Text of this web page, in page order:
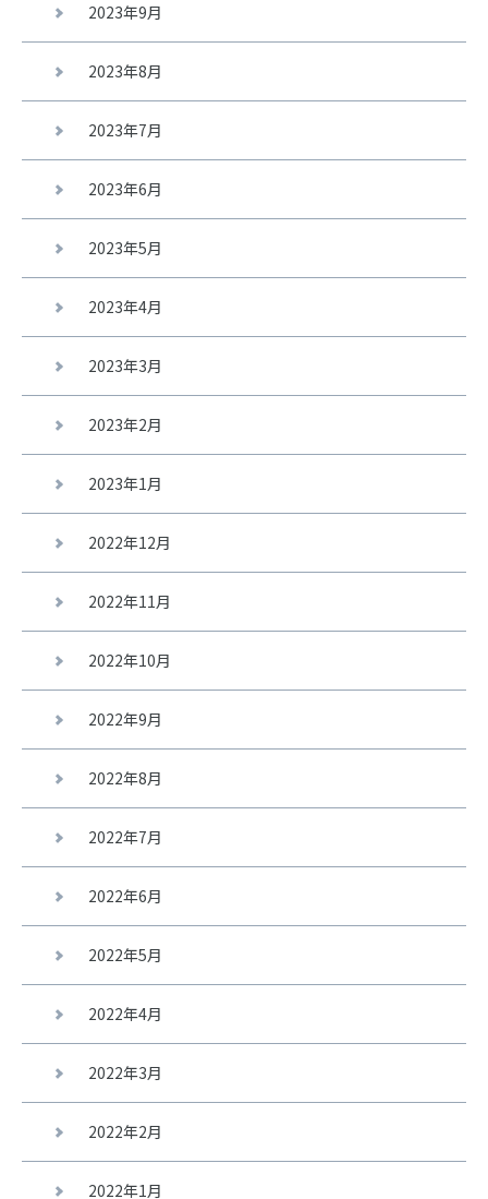
2023年9月
2023年8月
2023年7月
2023年6月
2023年5月
2023年4月
2023年3月
2023年2月
2023年1月
2022年12月
2022年11月
2022年10月
2022年9月
2022年8月
2022年7月
2022年6月
2022年5月
2022年4月
2022年3月
2022年2月
2022年1月